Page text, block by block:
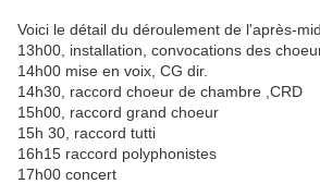
Voici le détail du déroulement de l'après-
13h00, installation, convocations des
14h00 mise en voix, CG dir.
14h30, raccord choeur de chambre ,CRD
15h00, raccord grand choeur
15h 30, raccord tutti
16h15 raccord polyphonistes
17h00 concert